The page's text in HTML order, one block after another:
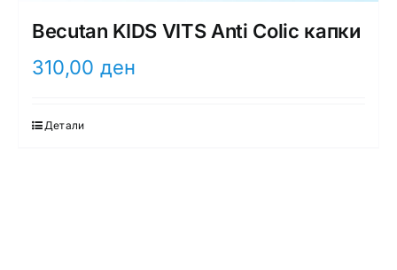
Becutan KIDS VITS Anti Colic капки
310,00 ден
Детали